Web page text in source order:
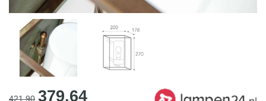
421,90 Oorspronkelijke
379,64Huidige